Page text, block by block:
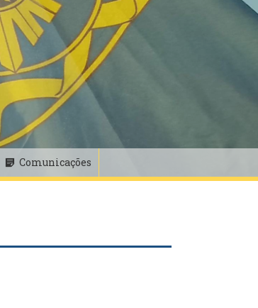
Comunicações